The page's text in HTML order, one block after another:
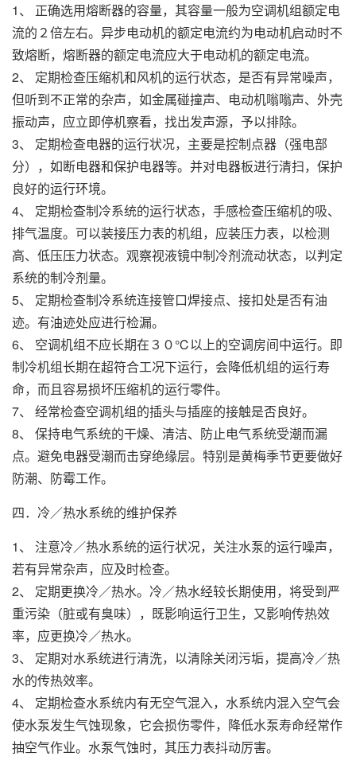
1、 正确选用熔断器的容量，其容量一般为空调机组额定电
流的２倍左右。异步电动机的额定电流约为电动机启动时不
致熔断，熔断器的额定电流应大于电动机的额定电流。
2、 定期检查压缩机和风机的运行状态，是否有异常噪声，
但听到不正常的杂声，如金属碰撞声、电动机嗡嗡声、外壳
振动声，应立即停机察看，找出发声源，予以排除。
3、 定期检查电器的运行状况，主要是控制点器（强电部
分），如断电器和保护电器等。并对电器板进行清扫，保护
良好的运行环境。
4、 定期检查制冷系统的运行状态，手感检查压缩机的吸、
排气温度。可以装接压力表的机组，应装压力表，以检测
高、低压压力状态。观察视液镜中制冷剂流动状态，以判定
系统的制冷剂量。
5、 定期检查制冷系统连接管口焊接点、接扣处是否有油
迹。有油迹处应进行检漏。
6、 空调机组不应长期在３０℃以上的空调房间中运行。即
制冷机组长期在超符合工况下运行，会降低机组的运行寿
命，而且容易损坏压缩机的运行零件。
7、 经常检查空调机组的插头与插座的接触是否良好。
8、 保持电气系统的干燥、清洁、防止电气系统受潮而漏
点。避免电器受潮而击穿绝缘层。特别是黄梅季节更要做好
防潮、防霉工作。
四．冷／热水系统的维护保养
1、 注意冷／热水系统的运行状况，关注水泵的运行噪声，
若有异常杂声，应及时检查。
2、 定期更换冷／热水。冷／热水经较长期使用，将受到严
重污染（脏或有臭味），既影响运行卫生，又影响传热效
率，应更换冷／热水。
3、 定期对水系统进行清洗，以清除关闭污垢，提高冷／热
水的传热效率。
4、 定期检查水系统内有无空气混入，水系统内混入空气会
使水泵发生气蚀现象，它会损伤零件，降低水泵寿命经常作
抽空气作业。水泵气蚀时，其压力表抖动厉害。